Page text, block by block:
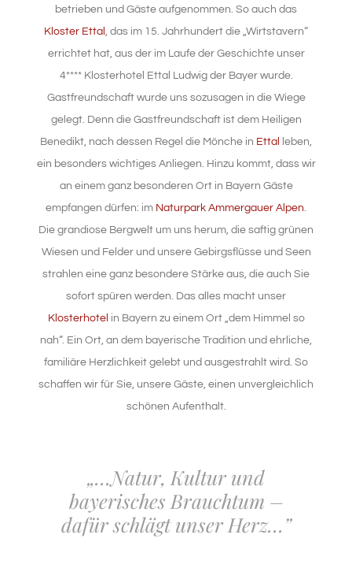
betrieben und Gäste aufgenommen. So auch das
Kloster Ettal , das im 15. Jahrhundert die „Wirtstavern“
errichtet hat, aus der im Laufe der Geschichte unser
4**** Klosterhotel Ettal Ludwig der Bayer wurde.
Gastfreundschaft wurde uns sozusagen in die Wiege
gelegt. Denn die Gastfreundschaft ist dem Heiligen
Benedikt, nach dessen Regel die Mönche in Ettal
leben,
ein besonders wichtiges Anliegen. Hinzu kommt, dass wir
an einem ganz besonderen Ort in Bayern Gäste
empfangen dürfen: im Naturpark Ammergauer Alpen.
Die grandiose Bergwelt um uns herum, die saftig grünen
Wiesen und Felder und unsere Gebirgsflüsse und Seen
strahlen eine ganz besondere Stärke aus, die auch Sie
sofort spüren werden. Das alles macht unser
Klosterhotel in Bayern zu einem Ort „dem Himmel so
nah“. Ein Ort, an dem bayerische Tradition und ehrliche,
familiäre Herzlichkeit gelebt und ausgestrahlt wird. So
schaffen wir für Sie, unsere Gäste, einen unvergleichlich
schönen Aufenthalt.
„…Natur, Kultur und
bayerisches Brauchtum –
dafür schlägt unser Herz…”